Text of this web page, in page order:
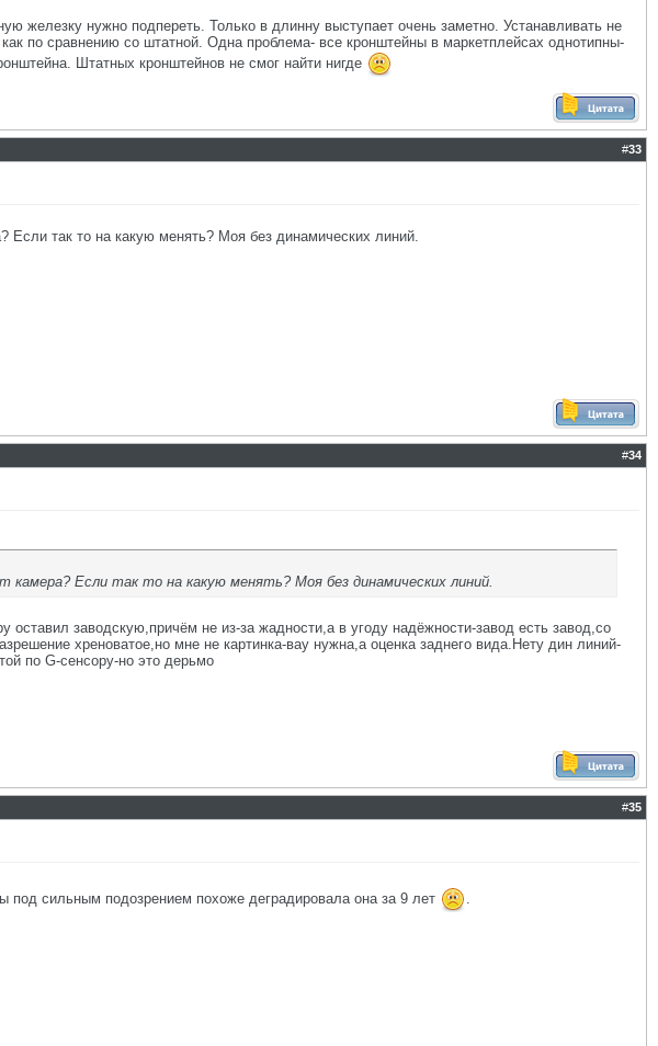
железку нужно подпереть. Только в длинну выступает очень заметно. Устанавливать не
по сравнению со штатной. Одна проблема- все кронштейны в маркетплейсах однотипны-
Штатных кронштейнов не смог найти нигде
#33
Если так то на какую менять? Моя без динамических линий.
#34
Если так то на какую менять? Моя без динамических линий.
заводскую,причём не из-за жадности,а в угоду надёжности-завод есть завод,со
хреноватое,но мне не картинка-вау нужна,а оценка заднего вида.Нету дин линий-
по G-сенсору-но это дерьмо
#35
сильным подозрением похоже деградировала она за 9 лет